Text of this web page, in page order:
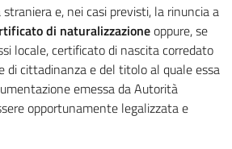
e, nei casi previsti, la rinuncia a
di naturalizzazioneoppure, se
locale, certificato di nascita corredato
di cittadinanza e del titolo al quale essa
emessa da Autorità
opportunamente legalizzata e